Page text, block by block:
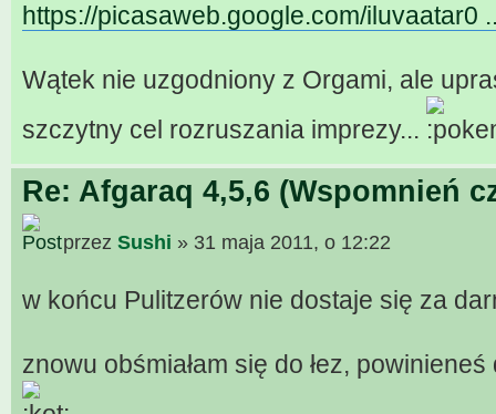
https://picasaweb.google.com/iluvaatar0
Wątek nie uzgodniony z Orgami, ale
szczytny cel rozruszania imprezy...
Re: Afgaraq 4,5,6 (Wspomnień
przez Sushi » 31 maja 2011, o 12:22
w końcu Pulitzerów nie dostaje się za
znowu obśmiałam się do łez,